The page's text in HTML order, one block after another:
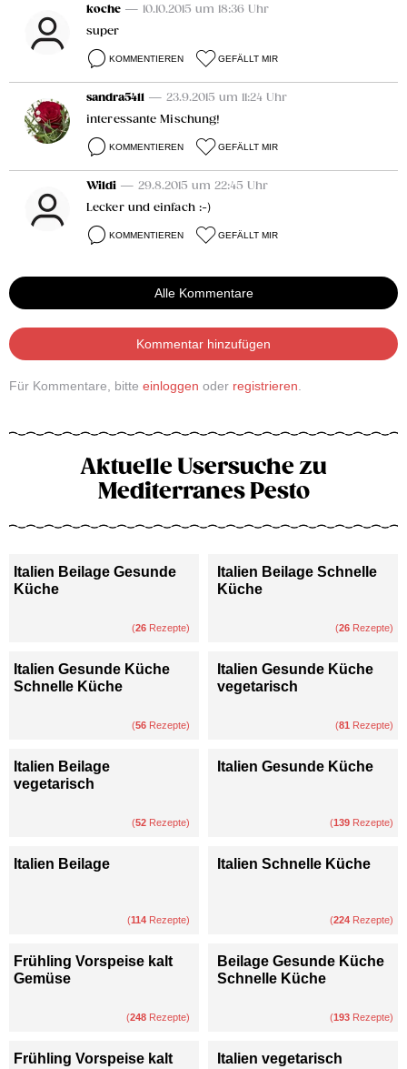
koche — 10.10.2015 um 18:36 Uhr
super
KOMMENTIEREN GEFÄLLT MIR
sandra5411 — 23.9.2015 um 11:24 Uhr
interessante Mischung!
KOMMENTIEREN GEFÄLLT MIR
Wildi — 29.8.2015 um 22:45 Uhr
Lecker und einfach :-)
KOMMENTIEREN GEFÄLLT MIR
Alle Kommentare
Kommentar hinzufügen
Für Kommentare, bitte einloggen oder registrieren
Aktuelle Usersuche zu
Mediterranes Pesto
Italien Beilage Gesunde
Küche
(26 Rezepte)
Italien Beilage Schnelle
Küche
(26 Rezepte)
Italien Gesunde Küche
Schnelle Küche
(56 Rezepte)
Italien Gesunde Küche
vegetarisch
(81 Rezepte)
Italien Beilage
vegetarisch
(52 Rezepte)
Italien Gesunde Küche
(139 Rezepte)
Italien Beilage
(114 Rezepte)
Italien Schnelle Küche
(224 Rezepte)
Frühling Vorspeise kalt
Gemüse
(248 Rezepte)
Beilage Gesunde Küche
Schnelle Küche
(193 Rezepte)
Frühling Vorspeise kalt Italien vegetarisch